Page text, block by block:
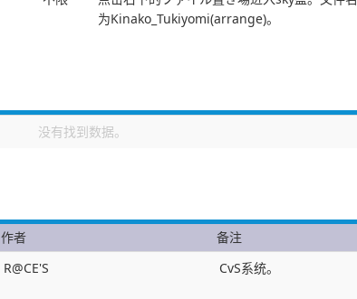
为Kinako_Tukiyomi(arrange)。
没有找到数据。
作者
备注
R@CE'S CvS系统。